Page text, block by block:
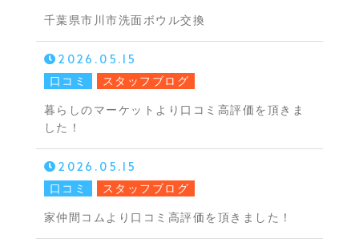
千葉県市川市洗面ボウル交換
2026.05.15
口コミ スタッフブログ
暮らしのマーケットより口コミ高評価を頂きま
した！
2026.05.15
口コミ スタッフブログ
家仲間コムより口コミ高評価を頂きました！